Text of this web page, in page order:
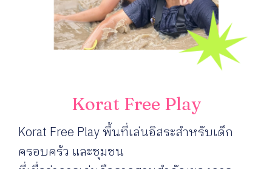
Korat Free Play
Korat Free Play พื้นที่เล่นอิสระสำหรับเด็ก
ครอบครัว และชุมชน